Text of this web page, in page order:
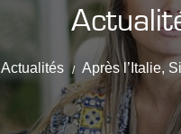
Actualités Après l’Italie,